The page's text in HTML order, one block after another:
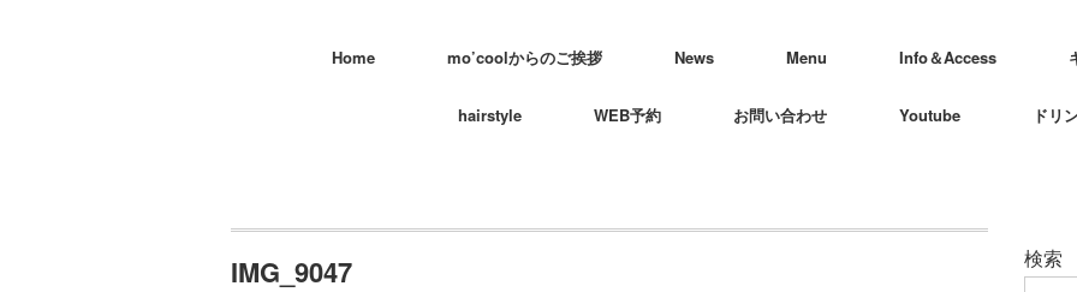
Home mo’coolからのご挨拶 News Menu Info＆Access
hairstyle WEB予約 お問い合わせ Youtube ドリ
IMG_9047 検索